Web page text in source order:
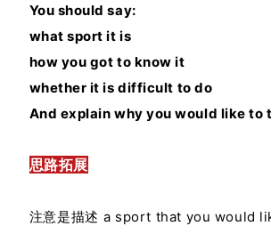
You should say:
what sport it is
how you got to know it
whether it is difficult to do
And explain why you would like to
思路拓展
注意是描述 a sport that you would